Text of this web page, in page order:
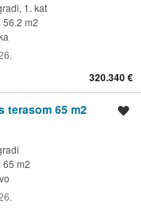
1. kat
m2
320.340 €
terasom 65 m2
65 m2